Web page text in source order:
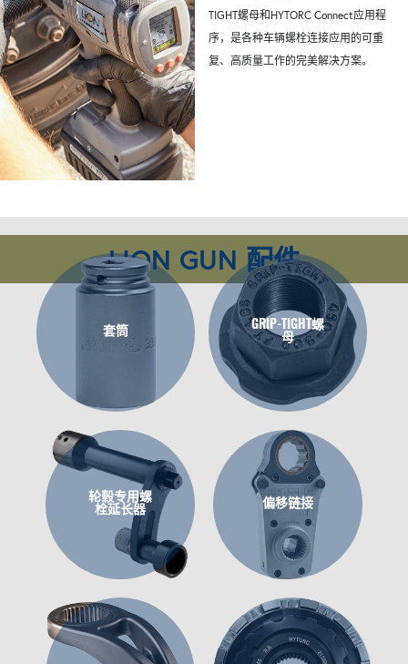
TIGHT螺母和HYTORC Connect应用程
序，是各种车辆螺栓连接应用的可重
复、高质量工作的完美解决方案。
LION GUN 配件
套筒
GRIP-TIGHT螺
母
轮毂专用螺
栓延长器
偏移链接